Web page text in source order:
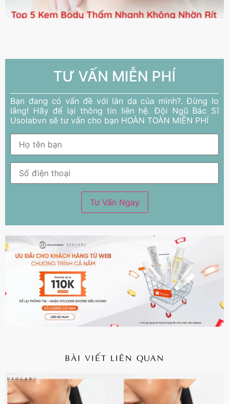
TƯ VẤN MIỄN PHÍ
Bạn đang có vấn đề với làn da của mình?. Đừng lo
lắng! Hãy để lại thông tin liên hệ. Đội Ngũ Bác Sĩ
Usolabvn sẽ tư vấn cho bạn HOÀN TOÀN MIỄN PHÍ
BÀI VIẾT LIÊN QUAN